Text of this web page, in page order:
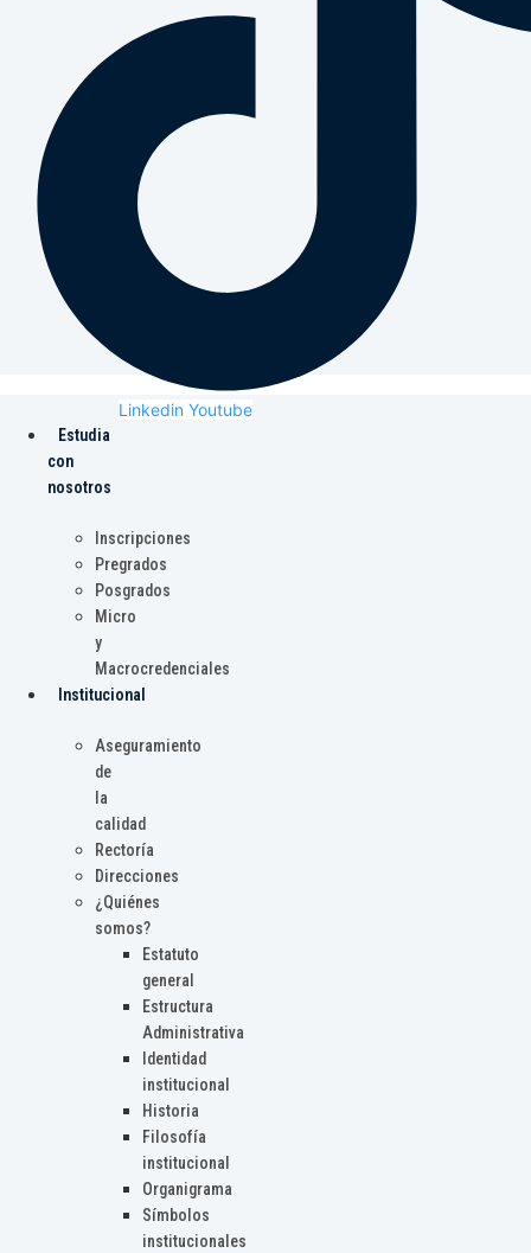
Linkedin Youtube
Estudia
con
nosotros
Inscripciones
Pregrados
Posgrados
Micro
y
Macrocredenciales
Institucional
Aseguramiento
de
la
calidad
Rectoría
Direcciones
¿Quiénes
somos?
Estatuto
general
Estructura
Administrativa
Identidad
institucional
Historia
Filosofía
institucional
Organigrama
Símbolos
institucionales